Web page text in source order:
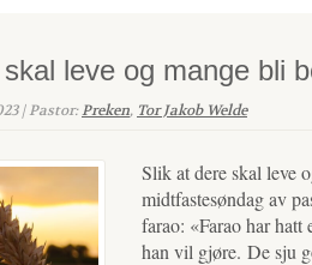
leve og mange bli
| Pastor:Preken, Tor Jakob Welde
Slik at dere skal leve
midtfastesøndag av
farao: «Farao har
han vil gjøre. De sju